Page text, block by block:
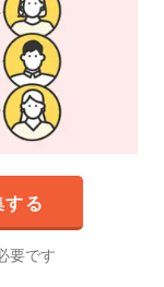
る
要です